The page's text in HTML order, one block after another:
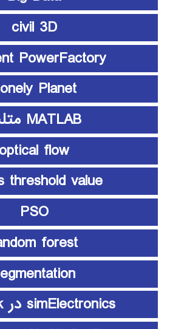
civil 3D
PowerFactory
Planet
MATLAB متلب
optical flow
threshold value
PSO
forest
simElectronics در Simulink